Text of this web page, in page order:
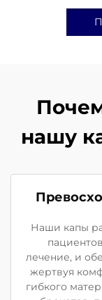
нашу
Наши капы
лечение, и
жертвуя
гибкого